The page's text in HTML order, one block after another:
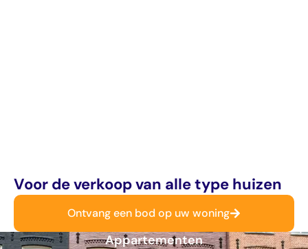
Voor de verkoop van alle type huizen
Ontvang een bod op uw woning
Appartementen